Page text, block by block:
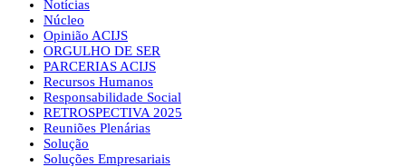
Notícias
Núcleo
Opinião ACIJS
ORGULHO DE SER
PARCERIAS ACIJS
Recursos Humanos
Responsabilidade Social
RETROSPECTIVA 2025
Reuniões Plenárias
Solução
Soluções Empresariais